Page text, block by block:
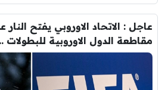
عاجل : الاتحاد الاوروبي يفتح
مقاطعة الدول الاوروبية للبطولات